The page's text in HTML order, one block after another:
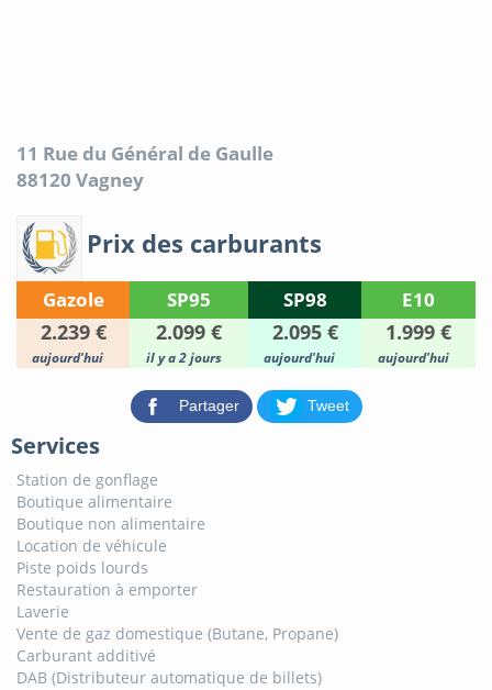
11 Rue du Général de Gaulle
88120 Vagney
Prix des carburants
Gazole SP95 SP98 E10
2.239 € 2.099 € 2.095 € 1.999 €
aujourd'hui il y a 2 jours aujourd'hui aujourd'hui
Partager Tweet
Services
Station de gonflage
Boutique alimentaire
Boutique non alimentaire
Location de véhicule
Piste poids lourds
Restauration à emporter
Laverie
Vente de gaz domestique (Butane, Propane)
Carburant additivé
DAB (Distributeur automatique de billets)